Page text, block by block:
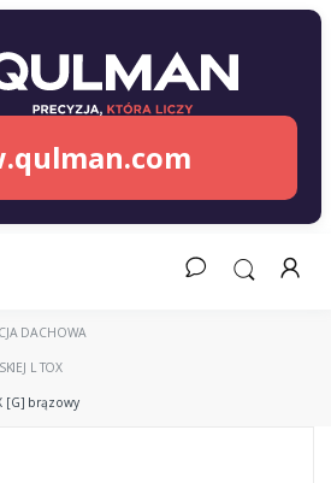
DACHOWA
L TOX
[G] brązowy